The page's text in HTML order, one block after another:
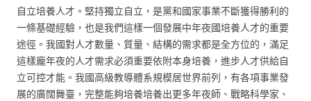
自立培養人才。堅持獨立自立，是黨和國家事業不斷獲得勝利的
一條基礎經驗，也是我們這樣一個發展中年夜國培養人才的重要
途徑。我國對人才數量、質量、結構的需求都是全方位的，滿足
這樣龐年夜的人才需求必須重要依附本身培養，進步人才供給自
立可控才能。我國高級教導體系規模居世界前列，有各項事業發
展的廣闊舞臺，完整能夠培養培養出更多年夜師、戰略科學家、